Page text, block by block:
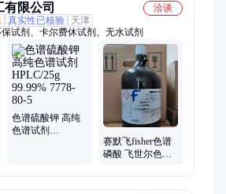
限公司
洽谈
真实性已核验
天津
试剂、卡尔费休试剂、无水试剂
色谱硫酸钾 高纯
色谱试剂
赛默飞fisher色谱
磷酸 飞世尔色谱